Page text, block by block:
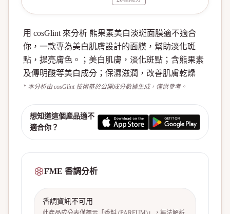
用 cosGlint 來分析 熊果素美白淡斑面膜適不適合
你，一款專為美白肌膚設計的面膜，幫助淡化斑
點，提亮膚色。；美白肌膚，淡化斑點；含熊果素
及傳明酸等美白成分；保濕滋潤，改善肌膚乾燥
* 本分析由 cosGlint 技術基於公開成分數據生成，僅供參考。
想知道這個產品適不
適合你？
FME 香調分析
香調資訊不可用